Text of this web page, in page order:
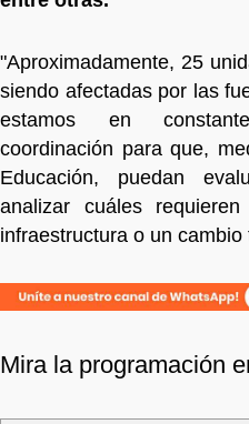
"Aproximadamente, 25
siendo afectadas por las
estamos en
coordinación para que,
Educación, puedan
analizar cuáles
infraestructura o un
Mira la programación